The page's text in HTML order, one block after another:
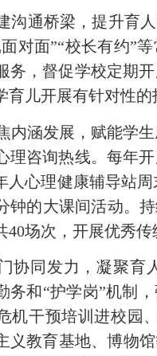
沟通桥梁，提升育人
面对面”“校长有约”
务，督促学校定期
育儿开展有针对性的
内涵发展，赋能学
理咨询热线。每年
人心理健康辅导站
钟的大课间活动。
40场次 ，开展优秀传
协同发力，凝聚育
务和“护学岗”机制，
机干预培训进校园
义教育基地、博物